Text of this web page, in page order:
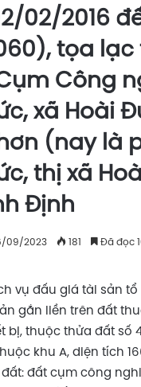
02/2016
tọa lạc
Công
xã Hoài
(nay là
thị xã
Định
09/2023 181 Đã đọc
vụ đấu giá tài sản
gắn liền trên đất
bị, thuộc thửa đất số
khu A, diện tích
đất cụm công